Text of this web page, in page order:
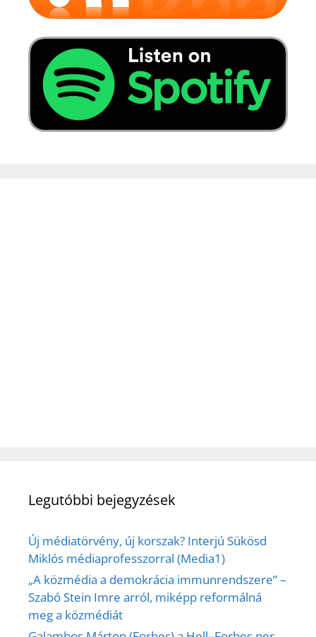
Legutóbbi bejegyzések
Új médiatörvény, új korszak? Interjú Sükösd
Miklós médiaprofesszorral (Media1)
„A közmédia a demokrácia immunrendszere” –
Szabó Stein Imre arról, miképp reformálná
meg a közmédiát